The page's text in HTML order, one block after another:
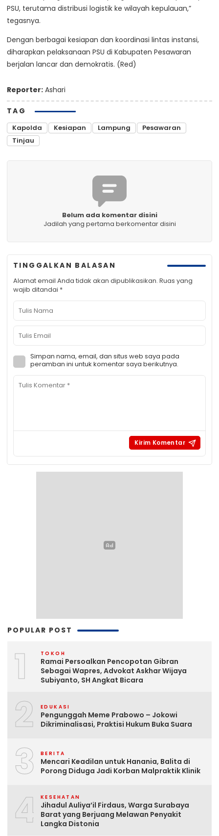
PSU, terutama distribusi logistik ke wilayah kepulauan,”
tegasnya.
Dengan berbagai kesiapan dan koordinasi lintas instansi,
diharapkan pelaksanaan PSU di Kabupaten Pesawaran
berjalan lancar dan demokratis. (Red)
Reporter: Ashari
TAG
Kapolda Kesiapan Lampung
Pesawaran
Tinjau
Belum ada komentar disini
Jadilah yang pertama berkomentar disini
TINGGALKAN BALASAN
Alamat email Anda tidak akan dipublikasikan. Ruas yang
wajib ditandai *
Simpan nama, email, dan situs web saya pada
peramban ini untuk komentar saya berikutnya.
POPULAR POST
1 TOKOH
Ramai Persoalkan Pencopotan Gibran
Sebagai Wapres, Advokat Askhar Wijaya
Subiyanto, SH Angkat Bicara
2 EDUKASI
Pengunggah Meme Prabowo – Jokowi
Dikriminalisasi, Praktisi Hukum Buka Suara
3 BERITA
Mencari Keadilan untuk Hanania, Balita di
Porong Diduga Jadi Korban Malpraktik Klinik
4 KESEHATAN
Jihadul Auliya’il Firdaus, Warga Surabaya
Barat yang Berjuang Melawan Penyakit
Langka Distonia